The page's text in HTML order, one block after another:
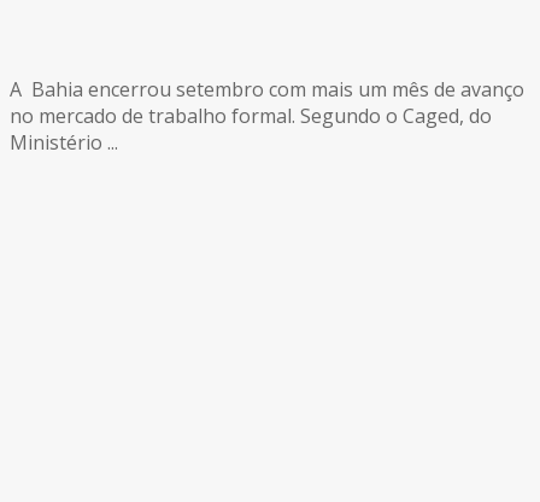
A Bahia encerrou setembro com mais um mês de avanço
no mercado de trabalho formal. Segundo o Caged, do
Ministério ...